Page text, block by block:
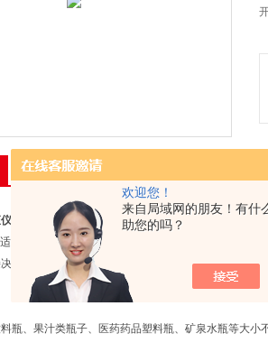
欢迎您！
来自局域网的朋友！有什
助您的吗？
相关产品
产品介绍
用于瓶类包装容器瓶盖锁紧、开启扭矩值大小，可
定塑料瓶在运输过程中是否会因为瓶盖而产品破损，
瓶、果汁类瓶子、医药药品塑料瓶、矿泉水瓶等大小